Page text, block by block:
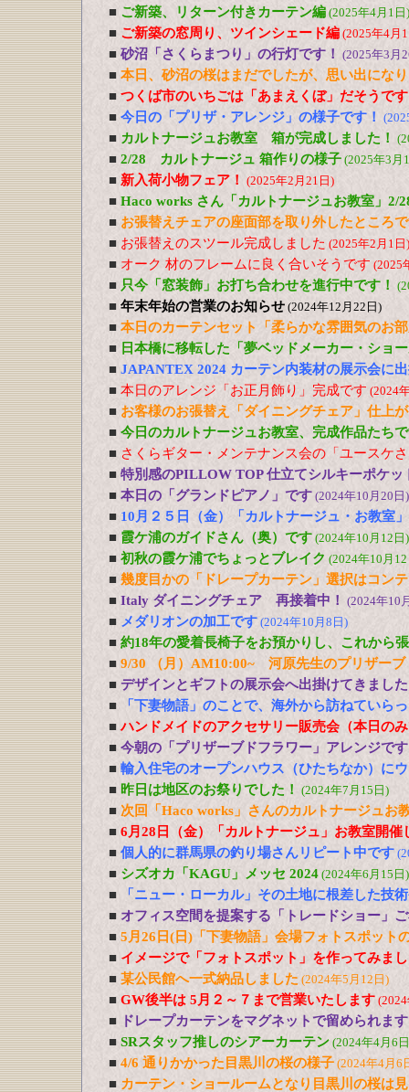
■ ご新築、リターン付きカーテン編 (2025年4月1日)
■ ご新築の窓周り、ツインシェード編 (2025年4月
■ 砂沼「さくらまつり」の行灯です！ (2025年3月
■ 本日、砂沼の桜はまだでしたが、思い出にな
■ つくば市のいちごは「あまえくぼ」だそうです
■ 今日の「プリザ・アレンジ」の様子です！
■ カルトナージュお教室 箱が完成しました！
■ 2/28 カルトナージュ 箱作りの様子 (2025年3月
■ 新入荷小物フェア！ (2025年2月21日)
■ Haco works さん「カルトナージュお教室」2/
■ お張替えチェアの座面部を取り外したところ
■ お張替えのスツール完成しました (2025年2月1日)
■ オーク 材のフレームに良く合いそうです (2025
■ 只今「窓装飾」お打ち合わせを進行中です！
■ 年末年始の営業のお知らせ (2024年12月22日)
■ 本日のカーテンセット「柔らかな雰囲気のお
■ 日本橋に移転した「夢ベッドメーカー・ショ
■ JAPANTEX 2024 カーテン内装材の展示会に
■ 本日のアレンジ「お正月飾り」完成です (2024
■ お客様のお張替え「ダイニングチェア」仕上
■ 今日のカルトナージュお教室、完成作品たち
■ さくらギター・メンテナンス会の「ユースケ
■ 特別感のPILLOW TOP 仕立てシルキーポケッ
■ 本日の「グランドピアノ」です (2024年10月20日)
■ 10月２５日（金）「カルトナージュ・お教室
■ 霞ケ浦のガイドさん（奥）です (2024年10月12日)
■ 初秋の霞ケ浦でちょっとブレイク (2024年10月
■ 幾度目かの「ドレープカーテン」選択はコン
■ Italy ダイニングチェア 再接着中！ (2024年10
■ メダリオンの加工です (2024年10月8日)
■ 約18年の愛着長椅子をお預かりし、これから
■ 9/30 （月）AM10:00~ 河原先生のプリザー
■ デザインとギフトの展示会へ出掛けてきました
■
「下妻物語」のことで、海外から訪ねていら
■ ハンドメイドのアクセサリー販売会（本日の
■ 今朝の「プリザーブドフラワー」アレンジです
■ 輸入住宅のオープンハウス（ひたちなか）に
■ 昨日は地区のお祭りでした！ (2024年7月15日)
■ 次回「Haco works」さんのカルトナージュ
■ 6月28日（金）「カルトナージュ」お教室開催
■ 個人的に群馬県の釣り場さんリピート中です
■ シズオカ「KAGU」メッセ 2024 (2024年6月15日)
■
「ニュー・ローカル」その土地に根差した技
■ オフィス空間を提案する「トレードショー」
■ 5月26日(日)「下妻物語」会場フォトスポット
■ イメージで「フォトスポット」を作ってみま
■ 某公民館へ一式納品しました (2024年5月12日)
■ GW後半は 5月２～７まで営業いたします
■
ドレープカーテンをマグネットで留められま
■ SRスタッフ推しのシアーカーテン (2024年4月6
■ 4/6 通りかかった目黒川の桜の様子 (2024年4月6
■ カーテン・ショールームとなり目黒川の桜は